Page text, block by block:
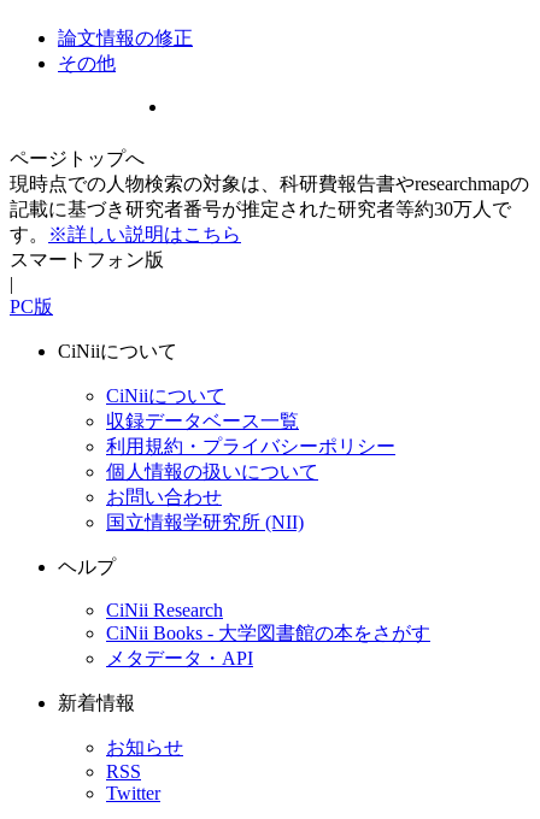
論文情報の修正
その他
ページトップへ
現時点での人物検索の対象は、科研費報告書やresearchmapの
記載に基づき研究者番号が推定された研究者等約30万人で
す。
※詳しい説明はこちら
スマートフォン版
|
PC版
CiNiiについて
CiNiiについて
収録データベース一覧
利用規約・プライバシーポリシー
個人情報の扱いについて
お問い合わせ
国立情報学研究所 (NII)
ヘルプ
CiNii Research
CiNii Books - 大学図書館の本をさがす
メタデータ・API
新着情報
お知らせ
RSS
Twitter